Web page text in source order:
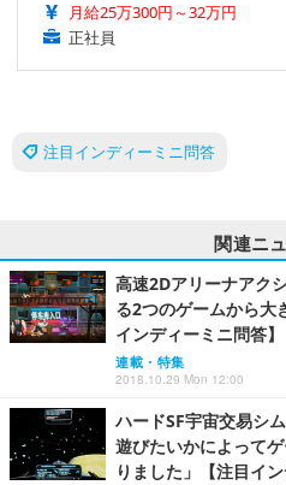
月給25万300円～32万円
正社員
注目インディーミニ問答
関連ニ
高速2Dアリーナアク
る2つのゲームから大
インディーミニ問答】
連載・特集
2018.10.29 Mon 12:00
ハードSF宇宙交易シ
遊びたいかによって
りました」【注目イン